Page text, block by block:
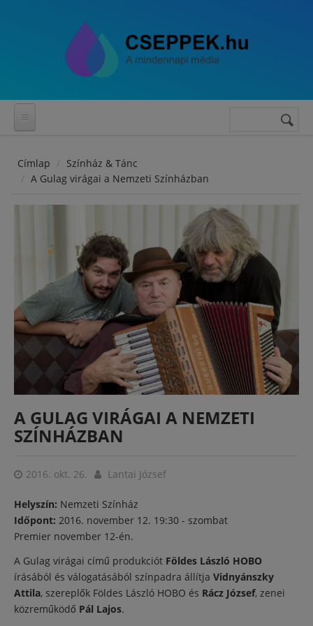
Keresés
Címlap
Színház & Tánc
A Gulag virágai a Nemzeti Színházban
A GULAG VIRÁGAI A NEMZETI
SZÍNHÁZBAN
2016. okt. 26. Lantai József
Helyszín: Nemzeti Színház
Időpont: 2016. november 12. 19:30 - szombat
Premier november 12-én.
A Gulag virágai című produkciót Földes László HOBO
írásából és válogatásából színpadra állítja Vidnyánszky
Attila, szereplők Földes László HOBO és Rácz József, zenei
közreműködő Pál Lajos.